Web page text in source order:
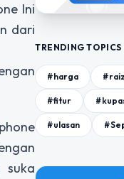
Ini
dari
suka
TRENDING TOPICS
#harga
#fitur
#ulasan